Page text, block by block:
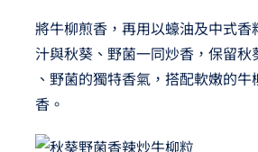
將牛柳煎香，再用以蠔油及中式香
汁與秋葵、野菌一同炒香，保留秋
、野菌的獨特香氣，搭配軟嫩的
香。